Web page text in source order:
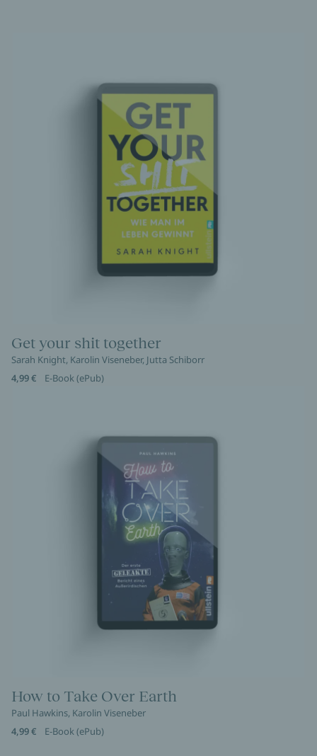
Get your shit together
Sarah Knight, Karolin Viseneber, Jutta Schiborr
4,99 €
E-Book (ePub)
How to Take Over Earth
Paul Hawkins, Karolin Viseneber
4,99 €
E-Book (ePub)